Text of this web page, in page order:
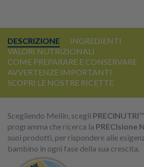
DESCRIZIONE
INGREDIENTI
VALORI NUTRIZIONALI
COME PREPARARE E CONSERVARE
AVVERTENZE IMPORTANTI
SCOPRI LE NOSTRE RICETTE
Scegliendo Mellin, scegli PRECINUTRI
programma che ricerca la PRECIsione
suoi prodotti, per rispondere alle
bambino in ogni fase della sua crescita.